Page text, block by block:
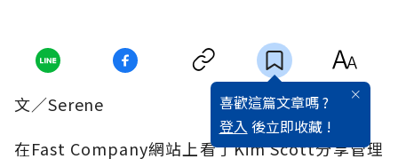
喜歡這篇文章嗎 ?
登入 後立即收藏 !
文／Serene
在Fast Company網站上看了Kim Scott分享管理